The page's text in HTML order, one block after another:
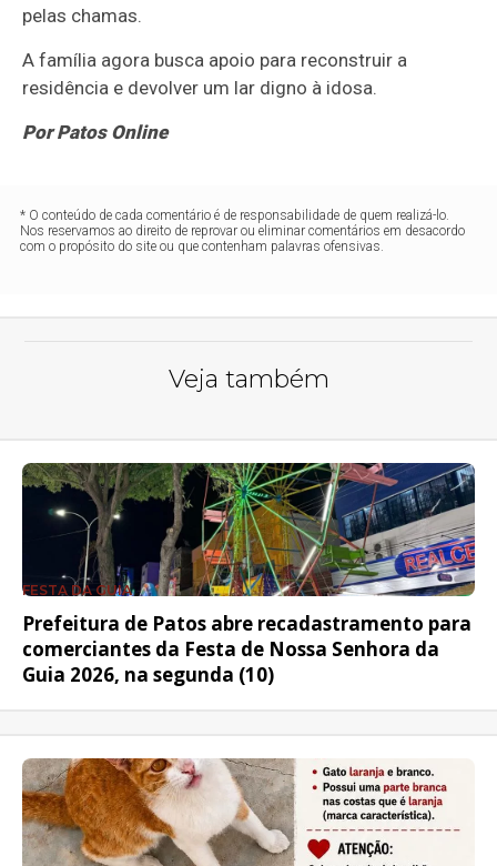
pelas chamas.
A família agora busca apoio para reconstruir a
residência e devolver um lar digno à idosa.
Por Patos Online
* O conteúdo de cada comentário é de responsabilidade de quem realizá-lo.
Nos reservamos ao direito de reprovar ou eliminar comentários em desacordo
com o propósito do site ou que contenham palavras ofensivas.
Veja também
FESTA DA GUIA
Prefeitura de Patos abre recadastramento para
comerciantes da Festa de Nossa Senhora da
Guia 2026, na segunda (10)